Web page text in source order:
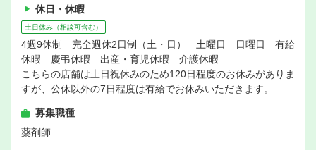
休日・休暇
土日休み（相談可含む）
4週9休制 完全週休2日制（土・日） 土曜日 日曜日 有給
休暇 慶弔休暇 出産・育児休暇 介護休暇
こちらの店舗は土日祝休みのため120日程度のお休みがありま
すが、公休以外の7日程度は有給でお休みいただきます。
募集職種
薬剤師